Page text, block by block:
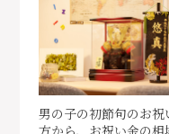
男の子の初節句のお
方から、お祝い金の